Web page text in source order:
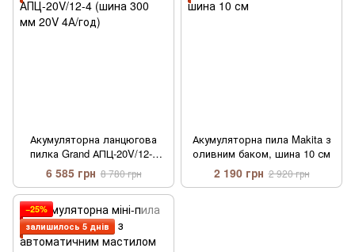
Акумуляторна ланцюгова
пилка Grand АПЦ-20V/12-4
(шина 300 мм 20V 4А/год)
6 585 грн 8 780 грн
Акумуляторна пила Makita з
оливним баком, шина 10 см
2 190 грн 2 920 грн
−25%
залишилось 5 днів